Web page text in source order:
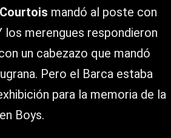
mandó al poste con
los merengues respondieron
un cabezazo que mandó
Pero el Barca estaba
para la memoria de la
Boys.